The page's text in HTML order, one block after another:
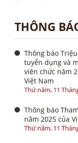
THÔNG
Thông báo
tuyển dụng và
viên chức năm
Việt Nam
Thứ năm, 11
Thông báo
năm 2025 của
Thứ năm, 11